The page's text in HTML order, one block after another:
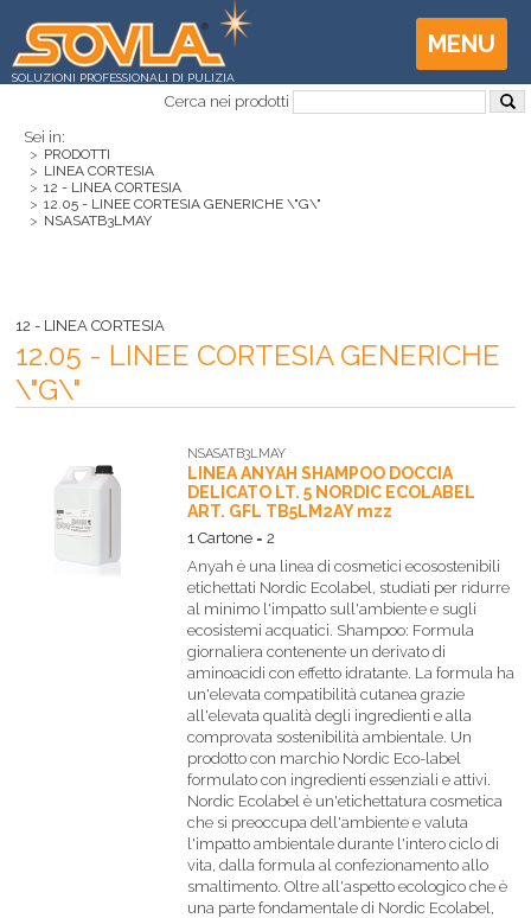
SOLUZIONI PROFESSIONALI DI PULIZIA
MENU
Cerca nei prodotti
Sei in:
> PRODOTTI
> LINEA CORTESIA
> 12 - LINEA CORTESIA
> 12.05 - LINEE CORTESIA GENERICHE \"G\"
> NSASATB3LMAY
12 - LINEA CORTESIA
12.05 - LINEE CORTESIA GENERICHE
\"G\"
NSASATB3LMAY
LINEA ANYAH SHAMPOO DOCCIA
DELICATO LT. 5 NORDIC ECOLABEL
ART. GFL TB5LM2AY mzz
1 Cartone = 2
Anyah è una linea di cosmetici ecosostenibili
etichettati Nordic Ecolabel, studiati per ridurre
al minimo l'impatto sull'ambiente e sugli
ecosistemi acquatici. Shampoo: Formula
giornaliera contenente un derivato di
aminoacidi con effetto idratante. La formula ha
un'elevata compatibilità cutanea grazie
all'elevata qualità degli ingredienti e alla
comprovata sostenibilità ambientale. Un
prodotto con marchio Nordic Eco-label
formulato con ingredienti essenziali e attivi.
Nordic Ecolabel è un'etichettatura cosmetica
che si preoccupa dell'ambiente e valuta
l'impatto ambientale durante l'intero ciclo di
vita, dalla formula al confezionamento allo
smaltimento. Oltre all'aspetto ecologico che è
una parte fondamentale di Nordic Ecolabel,